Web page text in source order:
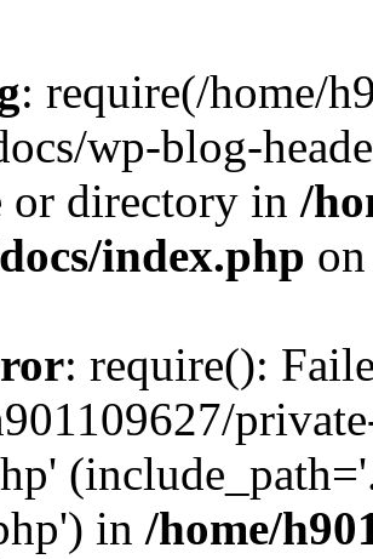
: require(/home/
wp-blog-
or directory in /
index.php
: require():
in /home/